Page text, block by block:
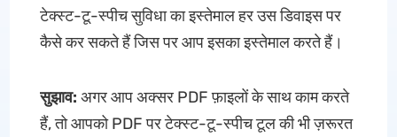
टेक्स्ट-टू-स्पीच सुविधा का इस्तेमाल हर उस डिवाइस पर
कैसे कर सकते हैं जिस पर आप इसका इस्तेमाल करते हैं।
सुझाव: अगर आप अक्सर PDF फ़ाइलों के साथ काम करते
हैं, तो आपको PDF पर टेक्स्ट-टू-स्पीच टूल की भी ज़रूरत